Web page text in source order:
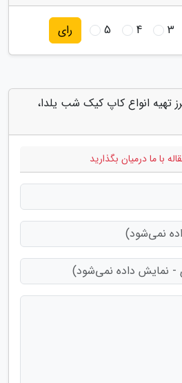
3
4
5 رای
تهیه انواع کاپ کیک شب یلدا،
با ما درمیان بگذارید